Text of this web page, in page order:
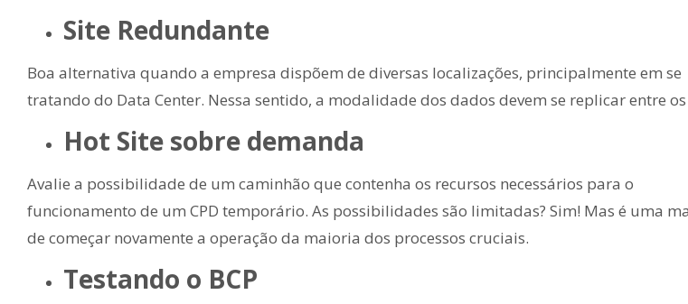
Site Redundante
Boa alternativa quando a empresa dispõem de diversas localizações, principalmente em se
tratando do Data Center. Nessa sentido, a modalidade dos dados devem se replicar entre os
Hot Site sobre demanda
Avalie a possibilidade de um caminhão que contenha os recursos necessários para o
funcionamento de um CPD temporário. As possibilidades são limitadas? Sim! Mas é uma
de começar novamente a operação da maioria dos processos cruciais.
Testando o BCP